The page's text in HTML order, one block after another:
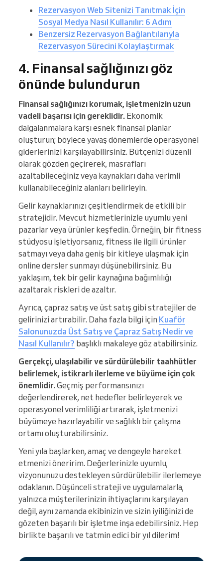
Rezervasyon Web Sitenizi Tanıtmak İçin
Sosyal Medya Nasıl Kullanılır: 6 Adım
Benzersiz Rezervasyon Bağlantılarıyla
Rezervasyon Sürecini Kolaylaştırmak
4. Finansal sağlığınızı göz
önünde bulundurun
Finansal sağlığınızı korumak, işletmenizin uzun
vadeli başarısı için gereklidir. Ekonomik
dalgalanmalara karşı esnek finansal planlar
oluşturun; böylece yavaş dönemlerde operasyonel
giderlerinizi karşılayabilirsiniz. Bütçenizi düzenli
olarak gözden geçirerek, masrafları
azaltabileceğiniz veya kaynakları daha verimli
kullanabileceğiniz alanları belirleyin.
Gelir kaynaklarınızı çeşitlendirmek de etkili bir
stratejidir. Mevcut hizmetlerinizle uyumlu yeni
pazarlar veya ürünler keşfedin. Örneğin, bir fitness
stüdyosu işletiyorsanız, fitness ile ilgili ürünler
satmayı veya daha geniş bir kitleye ulaşmak için
online dersler sunmayı düşünebilirsiniz. Bu
yaklaşım, tek bir gelir kaynağına bağımlılığı
azaltarak riskleri de azaltır.
Ayrıca, çapraz satış ve üst satış gibi stratejiler de
gelirinizi artırabilir. Daha fazla bilgi için Kuaför
Salonunuzda Üst Satış ve Çapraz Satış Nedir ve
Nasıl Kullanılır? başlıklı makaleye göz atabilirsiniz.
Gerçekçi, ulaşılabilir ve sürdürülebilir taahhütler
belirlemek, istikrarlı ilerleme ve büyüme için çok
önemlidir.Geçmiş performansınızı
değerlendirerek, net hedefler belirleyerek ve
operasyonel verimliliği artırarak, işletmenizi
büyümeye hazırlayabilir ve sağlıklı bir çalışma
ortamı oluşturabilirsiniz.
Yeni yıla başlarken, amaç ve dengeyle hareket
etmenizi öneririm. Değerlerinizle uyumlu,
vizyonunuzu destekleyen sürdürülebilir ilerlemeye
odaklanın. Düşünceli strateji ve uygulamalarla,
yalnızca müşterilerinizin ihtiyaçlarını karşılayan
değil, aynı zamanda ekibinizin ve sizin iyiliğinizi de
gözeten başarılı bir işletme inşa edebilirsiniz. Hep
birlikte başarılı ve tatmin edici bir yıl dilerim!